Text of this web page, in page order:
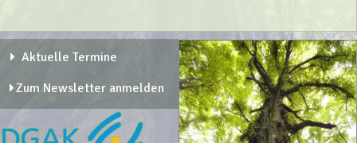
Aktuelle Termine
Zum Newsletter anmelden